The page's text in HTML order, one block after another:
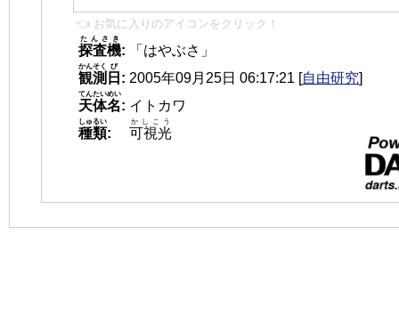
👈 お気に入りのアイコンをクリック！
探査機
たんさき
:
「はやぶさ」
観測
かんそく
日
び
: 2005年09月25日 06:17:21 [自由研究]
天体名
てんたいめい
: イトカワ
種類
しゅるい
: 可視光
かしこう